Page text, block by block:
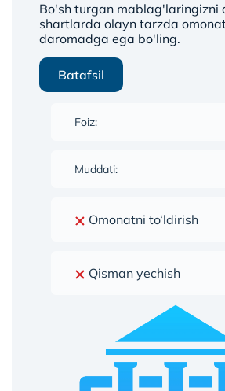
Bo'sh turgan mablag'laringizni
shartlarda olayn tarzda
daromadga ega bo'ling.
Batafsil
Foiz:
Muddati:
Omonatni to‘ldirish
Qisman yechish